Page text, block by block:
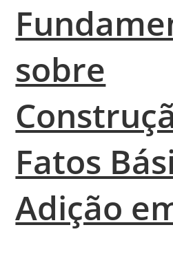
sobre
Fatos
Adição